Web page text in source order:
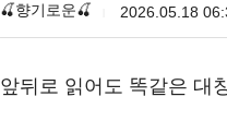
🍒향기로운🍒 2026.05.18
앞뒤로 읽어도 똑같은 대